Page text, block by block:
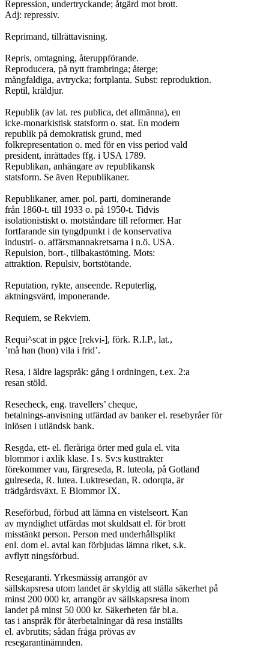
Repression, undertryckande; åtgärd mot brott.
Adj: repressiv.
Reprimand, tillrättavisning.
Repris, omtagning, återuppförande.
Reproducera, på nytt frambringa; återge;
mångfaldiga, avtrycka; fortplanta. Subst: reproduktion.
Reptil, kräldjur.
Republik (av lat. res publica, det allmänna), en
icke-monarkistisk statsform o. stat. En modern
republik på demokratisk grund, med
folkrepresentation o. med för en viss period vald
president, inrättades ffg. i USA 1789.
Republikan, anhängare av republikansk
statsform. Se även Republikaner.
Republikaner, amer. pol. parti, dominerande
från 1860-t. till 1933 o. på 1950-t. Tidvis
isolationistiskt o. motståndare till reformer. Har
fortfarande sin tyngdpunkt i de konservativa
industri- o. affärsmannakretsarna i n.ö. USA.
Repulsion, bort-, tillbakastötning. Mots:
attraktion. Repulsiv, bortstötande.
Reputation, rykte, anseende. Reputerlig,
aktningsvärd, imponerande.
Requiem, se Rekviem.
Requi^scat in pgce [rekvi-], förk. R.I.P., lat.,
’må han (hon) vila i frid’.
Resa, i äldre lagspråk: gång i ordningen, t.ex. 2:a
resan stöld.
Resecheck, eng. travellers’ cheque,
betalnings-anvisning utfärdad av banker el. resebyråer för
inlösen i utländsk bank.
Resgda, ett- el. fleråriga örter med gula el. vita
blommor i axlik klase. I s. Sv:s kusttrakter
förekommer vau, färgreseda, R. luteola, på Gotland
gulreseda, R. lutea. Luktresedan, R. odorqta, är
trädgårdsväxt. E Blommor IX.
Reseförbud, förbud att lämna en vistelseort. Kan
av myndighet utfärdas mot skuldsatt el. för brott
misstänkt person. Person med underhållsplikt
enl. dom el. avtal kan förbjudas lämna riket, s.k.
avflytt ningsförbud.
Resegaranti. Yrkesmässig arrangör av
sällskapsresa utom landet är skyldig att ställa säkerhet på
minst 200 000 kr, arrangör av sällskapsresa inom
landet på minst 50 000 kr. Säkerheten får bl.a.
tas i anspråk för återbetalningar då resa inställts
el. avbrutits; sådan fråga prövas av
resegarantinämnden.